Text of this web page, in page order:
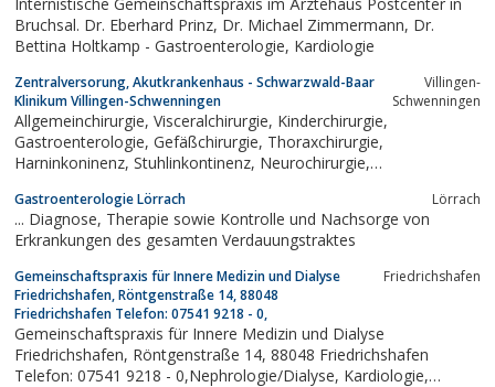
Bruchsal. Dr. Eberhard Prinz, Dr. Michael Zimmermann, Dr.
Bettina Holtkamp - Gastroenterologie, Kardiologie
Zentralversorung, Akutkrankenhaus - Schwarzwald-Baar
Klinikum Villingen-Schwenningen
Villingen-
Schwenningen
Allgemeinchirurgie, Visceralchirurgie, Kinderchirurgie,
Gastroenterologie, Gefäßchirurgie, Thoraxchirurgie,
Harninkoninenz, Stuhlinkontinenz, Neurochirurgie,
Gastroenterologie Lörrach Lörrach
... Diagnose, Therapie sowie Kontrolle und Nachsorge von
Erkrankungen des gesamten Verdauungstraktes
Gemeinschaftspraxis für Innere Medizin und Dialyse
Friedrichshafen, Röntgenstraße 14, 88048
Friedrichshafen Telefon: 07541 9218 - 0,
Friedrichshafen
Gemeinschaftspraxis für Innere Medizin und Dialyse
Friedrichshafen, Röntgenstraße 14, 88048 Friedrichshafen
Telefon: 07541 9218 - 0,Nephrologie/Dialyse, Kardiologie,